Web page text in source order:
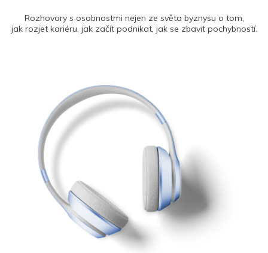
Rozhovory s osobnostmi nejen ze světa byznysu o tom,
jak rozjet kariéru, jak začít podnikat, jak se zbavit pochybností.